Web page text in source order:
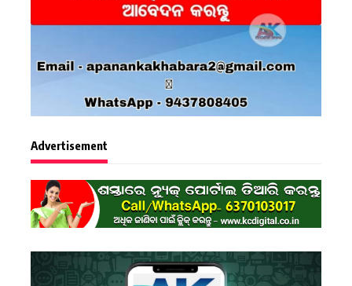
Advertisement